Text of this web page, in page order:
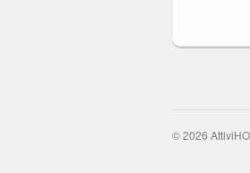
© 2026